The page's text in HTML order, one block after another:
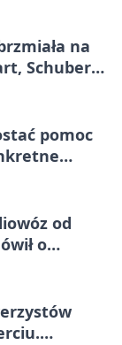
na
Schubert i
pomoc
od
o